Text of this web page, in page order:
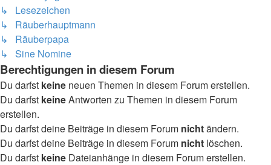
↳ Lesezeichen
↳ Räuberhauptmann
↳ Räuberpapa
↳ Sine Nomine
Berechtigungen in diesem Forum
Du darfst keine neuen Themen in diesem Forum erstellen.
Du darfst keineAntworten zu Themen in diesem Forum
erstellen.
Du darfst deine Beiträge in diesem Forum nichtändern.
Du darfst deine Beiträge in diesem Forum nicht löschen.
Du darfst keine Dateianhänge in diesem Forum erstellen.